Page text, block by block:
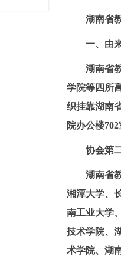
湖南省
一、由
湖南省
学院等四所
织挂靠湖南
院办公楼702
协会第
湖南省
湘潭大学、
南工业大学
技术学院、
术学院、湖